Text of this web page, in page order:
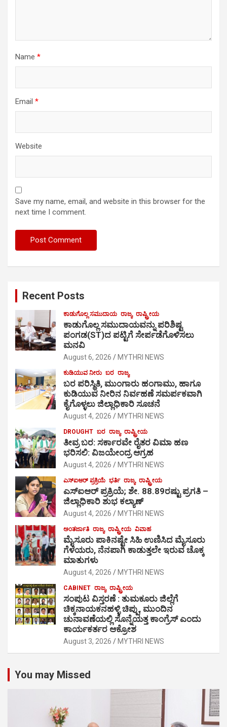
Name *
Email *
Website
Save my name, email, and website in this browser for the
next time I comment.
Recent Posts
ಕಾಡುಗೊಲ್ಲ ಸಮುದಾಯ ರಾಜ್ಯ ರಾಷ್ಟ್ರೀಯ
ಕಾಡುಗೊಲ್ಲ ಸಮುದಾಯವನ್ನು ಪರಿಶಿಷ್ಟ
ಪಂಗಡ(ST)ದ ಪಟ್ಟಿಗೆ ಸೇರ್ಪಡೆಗೊಳಿಸಲು
ಮನವಿ
August 6, 2026 MYTHRI NEWS
ಕುಡಿಯುವ ನೀರು ಬರ ರಾಜ್ಯ
ಬರ ಪರಿಸ್ಥಿತಿ, ಮುಂಗಾರು ಹಂಗಾಮು, ಹಾಗೂ
ಕುಡಿಯುವ ನೀರಿನ ನಿರ್ವಹಣೆ ಸಮರ್ಪಕವಾಗಿ
ಕೈಗೊಳ್ಳಲು ಜಿಲ್ಲಾಧಿಕಾರಿ ಸೂಚನೆ
August 4, 2026 MYTHRI NEWS
DROUGHT ಬರ ರಾಜ್ಯ ರಾಷ್ಟ್ರೀಯ
ತೀವ್ರ ಬರ: ಸರ್ಕಾರವೇ ರೈತರ ವಿಮಾ ಹಣ
ಭರಿಸಲಿ: ವಿಜಯೇಂದ್ರ ಆಗ್ರಹ
August 4, 2026 MYTHRI NEWS
ಎಸ್‍ಐಆರ್ ಪ್ರಕ್ರಿಯೆ ಭರ್ತಿ ರಾಜ್ಯ ರಾಷ್ಟ್ರೀಯ
ಎಸ್‍ಐಆರ್ ಪ್ರಕ್ರಿಯೆ; ಶೇ. 88.89ರಷ್ಟು ಪ್ರಗತಿ –
ಜಿಲ್ಲಾಧಿಕಾರಿ ಶುಭ ಕಲ್ಯಾಣ್
August 4, 2026 MYTHRI NEWS
ಅಂತರ್ಜಾತಿ ರಾಜ್ಯ ರಾಷ್ಟ್ರೀಯ ವಿವಾಹ
ಮೈಸೂರು ಪಾಕಿನಷ್ಟೇ ಸಿಹಿ ಉಣಿಸಿದ ಮೈಸೂರು
ಗೆಳೆಯರು, ನೆನಪಾಗಿ ಕಾಡುತ್ತಲೇ ಇರುವ ಚೊಕ್ಕ
ಮಾತುಗಳು
August 4, 2026 MYTHRI NEWS
CABINET ರಾಜ್ಯ ರಾಷ್ಟ್ರೀಯ
ಸಂಪುಟ ವಿಸ್ತರಣೆ : ತುಮಕೂರು ಜಿಲ್ಲೆಗೆ
ಚಿಕ್ಕನಾಯಕನಹಳ್ಳಿ ಚಿಪ್ಪು, ಮುಂದಿನ
ಚುನಾವಣೆಯಲ್ಲಿ ಸೊನ್ನೆಯತ್ತ ಕಾಂಗ್ರೆಸ್ ಎಂದು
ಕಾರ್ಯಕರ್ತರ ಆಕ್ರೋಶ
August 3, 2026 MYTHRI NEWS
You may Missed